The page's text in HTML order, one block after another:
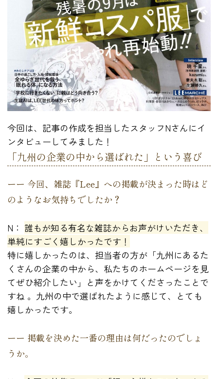
今回は、記事の作成を担当したスタッフNさんにイ
ンタビューしてみました！
「九州の企業の中から選ばれた」という喜び
ーー 今回、雑誌『Lee』への掲載が決まった時はど
のようなお気持ちでしたか？
N： 誰もが知る有名な雑誌からお声がけいただき、
単純にすごく嬉しかったです！
特に嬉しかったのは、担当者の方が「九州にあるた
くさんの企業の中から、私たちのホームページを見
てぜひ紹介したい」と声をかけてくださったことで
すね 。九州の中で選ばれたように感じて、とても
嬉しかったです。
ーー 掲載を決めた一番の理由は何だったのでしょ
うか。